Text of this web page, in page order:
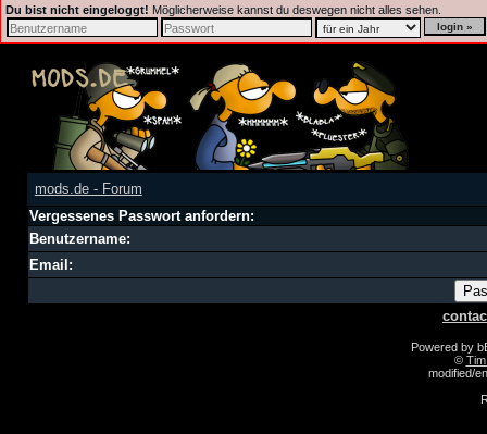
Du bist nicht eingeloggt! Möglicherweise kannst du deswegen nicht alles sehen.
mods.de - Forum
Vergessenes Passwort anfordern:
Benutzername:
Email:
Powered by
©
modified/